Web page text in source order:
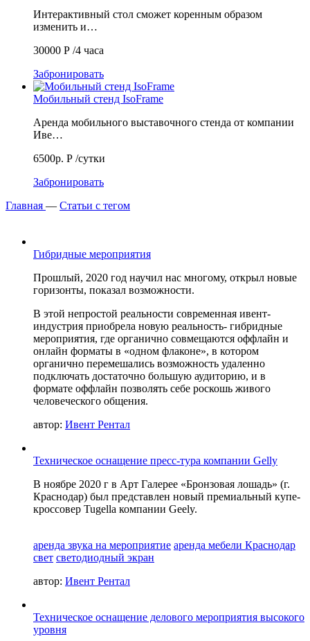
Интерактивный стол сможет коренным образом
изменить и…
30000 Р /4 часа
Забронировать
Мобильный стенд IsoFrame
Аренда мобильного выставочного стенда от компании
Иве…
6500р. Р /сутки
Забронировать
Главная — Статьи с тегом
Гибридные мероприятия
Прошлый, 2020 год научил нас многому, открыл новые
горизонты, показал возможности.
В этой непростой реальности современная ивент-
индустрия приобрела новую реальность- гибридные
мероприятия, где органично совмещаются оффлайн и
онлайн форматы в «одном флаконе», в котором
органично перемешались возможность удаленно
подключать достаточно большую аудиторию, и в
формате оффлайн позволять себе роскошь живого
человеческого общения.
автор: Ивент Рентал
Техническое оснащение пресс-тура компании Gelly
В ноябре 2020 г в Арт Галерее «Бронзовая лошадь» (г.
Краснодар) был представлен новый премиальный купе-
кроссовер Tugella компании Geely.
аренда звука на мероприятие аренда мебели Краснодар
свет светодиодный экран
автор: Ивент Рентал
Техническое оснащение делового мероприятия высокого
уровня